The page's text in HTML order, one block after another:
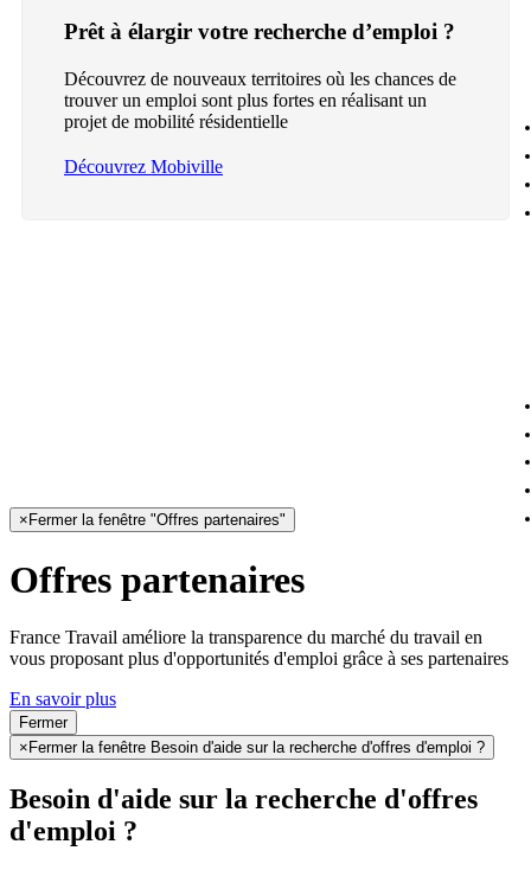
Prêt à élargir votre recherche d’emploi ?
Découvrez de nouveaux territoires où les chances de
trouver un emploi sont plus fortes en réalisant un
projet de mobilité résidentielle
Découvrez Mobiville
× Fermer la fenêtre "Offres partenaires"
Offres partenaires
France Travail améliore la transparence du marché du travail en
vous proposant plus d'opportunités d'emploi grâce à ses partenaires
En savoir plus
Fermer
× Fermer la fenêtre Besoin d'aide sur la recherche d'offres d'emploi ?
Besoin d'aide sur la recherche d'offres
d'emploi ?